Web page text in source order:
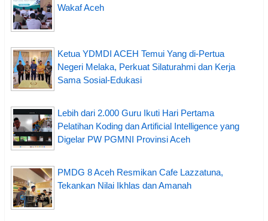
Wakaf Aceh
Ketua YDMDI ACEH Temui Yang di-Pertua
Negeri Melaka, Perkuat Silaturahmi dan Kerja
Sama Sosial-Edukasi
Lebih dari 2.000 Guru Ikuti Hari Pertama
Pelatihan Koding dan Artificial Intelligence yang
Digelar PW PGMNI Provinsi Aceh
PMDG 8 Aceh Resmikan Cafe Lazzatuna,
Tekankan Nilai Ikhlas dan Amanah